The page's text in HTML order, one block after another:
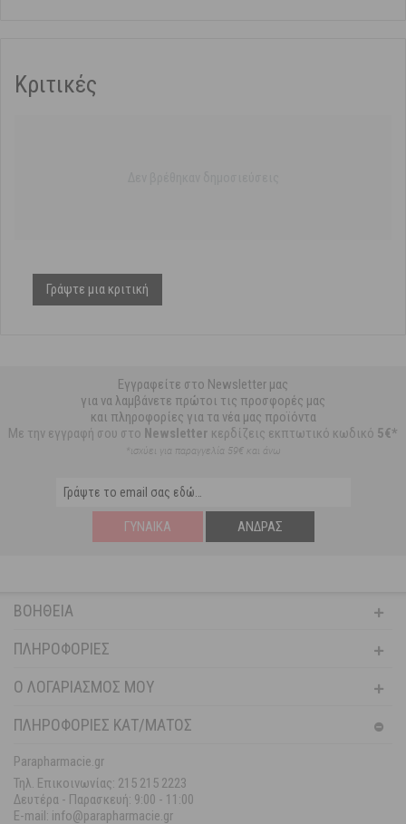
Κριτικές
Γράψτε μια κριτική
Εγγραφείτε στο Newsletter μας
για να λαμβάνετε πρώτοι τις προσφορές μας
και πληροφορίες για τα νέα μας προϊόντα
Με την εγγραφή σου στο Newsletter κερδίζεις εκπτωτικό κωδικό 5€*
*ισχύει για παραγγελία 59€ και άνω
ΓΥΝΑΊΚΑ ΆΝΔΡΑΣ
ΒΟΉΘΕΙΑ
ΠΛΗΡΟΦΟΡΊΕΣ
Ο ΛΟΓΑΡΙΑΣΜΌΣ ΜΟΥ
ΠΛΗΡΟΦΟΡΙΕΣ ΚΑΤ/ΜΑΤΟΣ
Parapharmacie.gr
Τηλ. Επικοινωνίας: 215 215 2223
Δευτέρα - Παρασκευή: 9:00 - 11:00
E-mail: info@parapharmacie.gr